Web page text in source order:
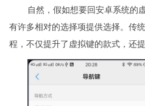
自然，假如想要回安卓系统的
有许多相对的选择项提供选择。传
程，不仅提升了虚拟键的款式，还